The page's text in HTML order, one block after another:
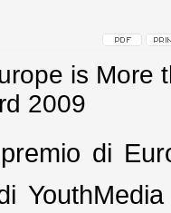
is More
2009
di